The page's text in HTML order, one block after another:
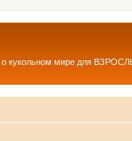
о кукольном мире для